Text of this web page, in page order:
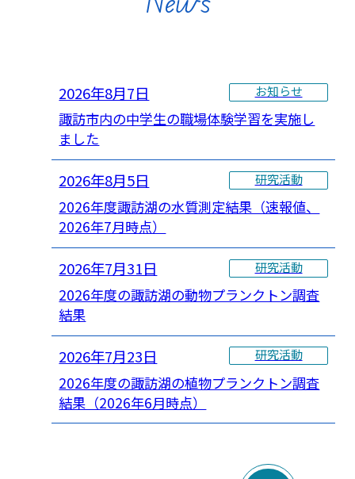
2026年8月7日 お知らせ
諏訪市内の中学生の職場体験学習を実施し
ました
2026年8月5日 研究活動
2026年度諏訪湖の水質測定結果（速報値、
2026年7月時点）
2026年7月31日 研究活動
2026年度の諏訪湖の動物プランクトン調査
結果
2026年7月23日 研究活動
2026年度の諏訪湖の植物プランクトン調査
結果（2026年6月時点）